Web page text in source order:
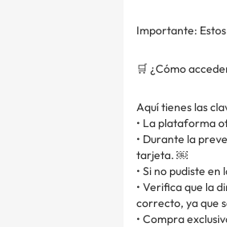
Importante:
🛒 ¿Cómo
Aquí tienes las
• La plataforma
• Durante la
tarjeta. ￼
• Si no pudiste
• Verifica que la
correcto, ya que
• Compra